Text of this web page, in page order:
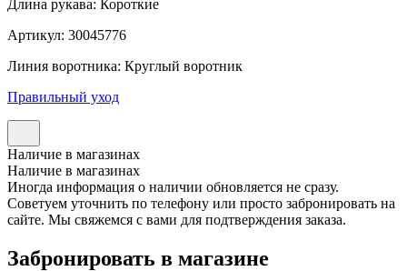
Длина рукава: Короткие
Артикул: 30045776
Линия воротника: Круглый воротник
Правильный уход
Наличие в магазинах
Наличие в магазинах
Иногда информация о наличии обновляется не сразу.
Советуем уточнить по телефону или просто забронировать на
сайте. Мы свяжемся с вами для подтверждения заказа.
Забронировать в магазине